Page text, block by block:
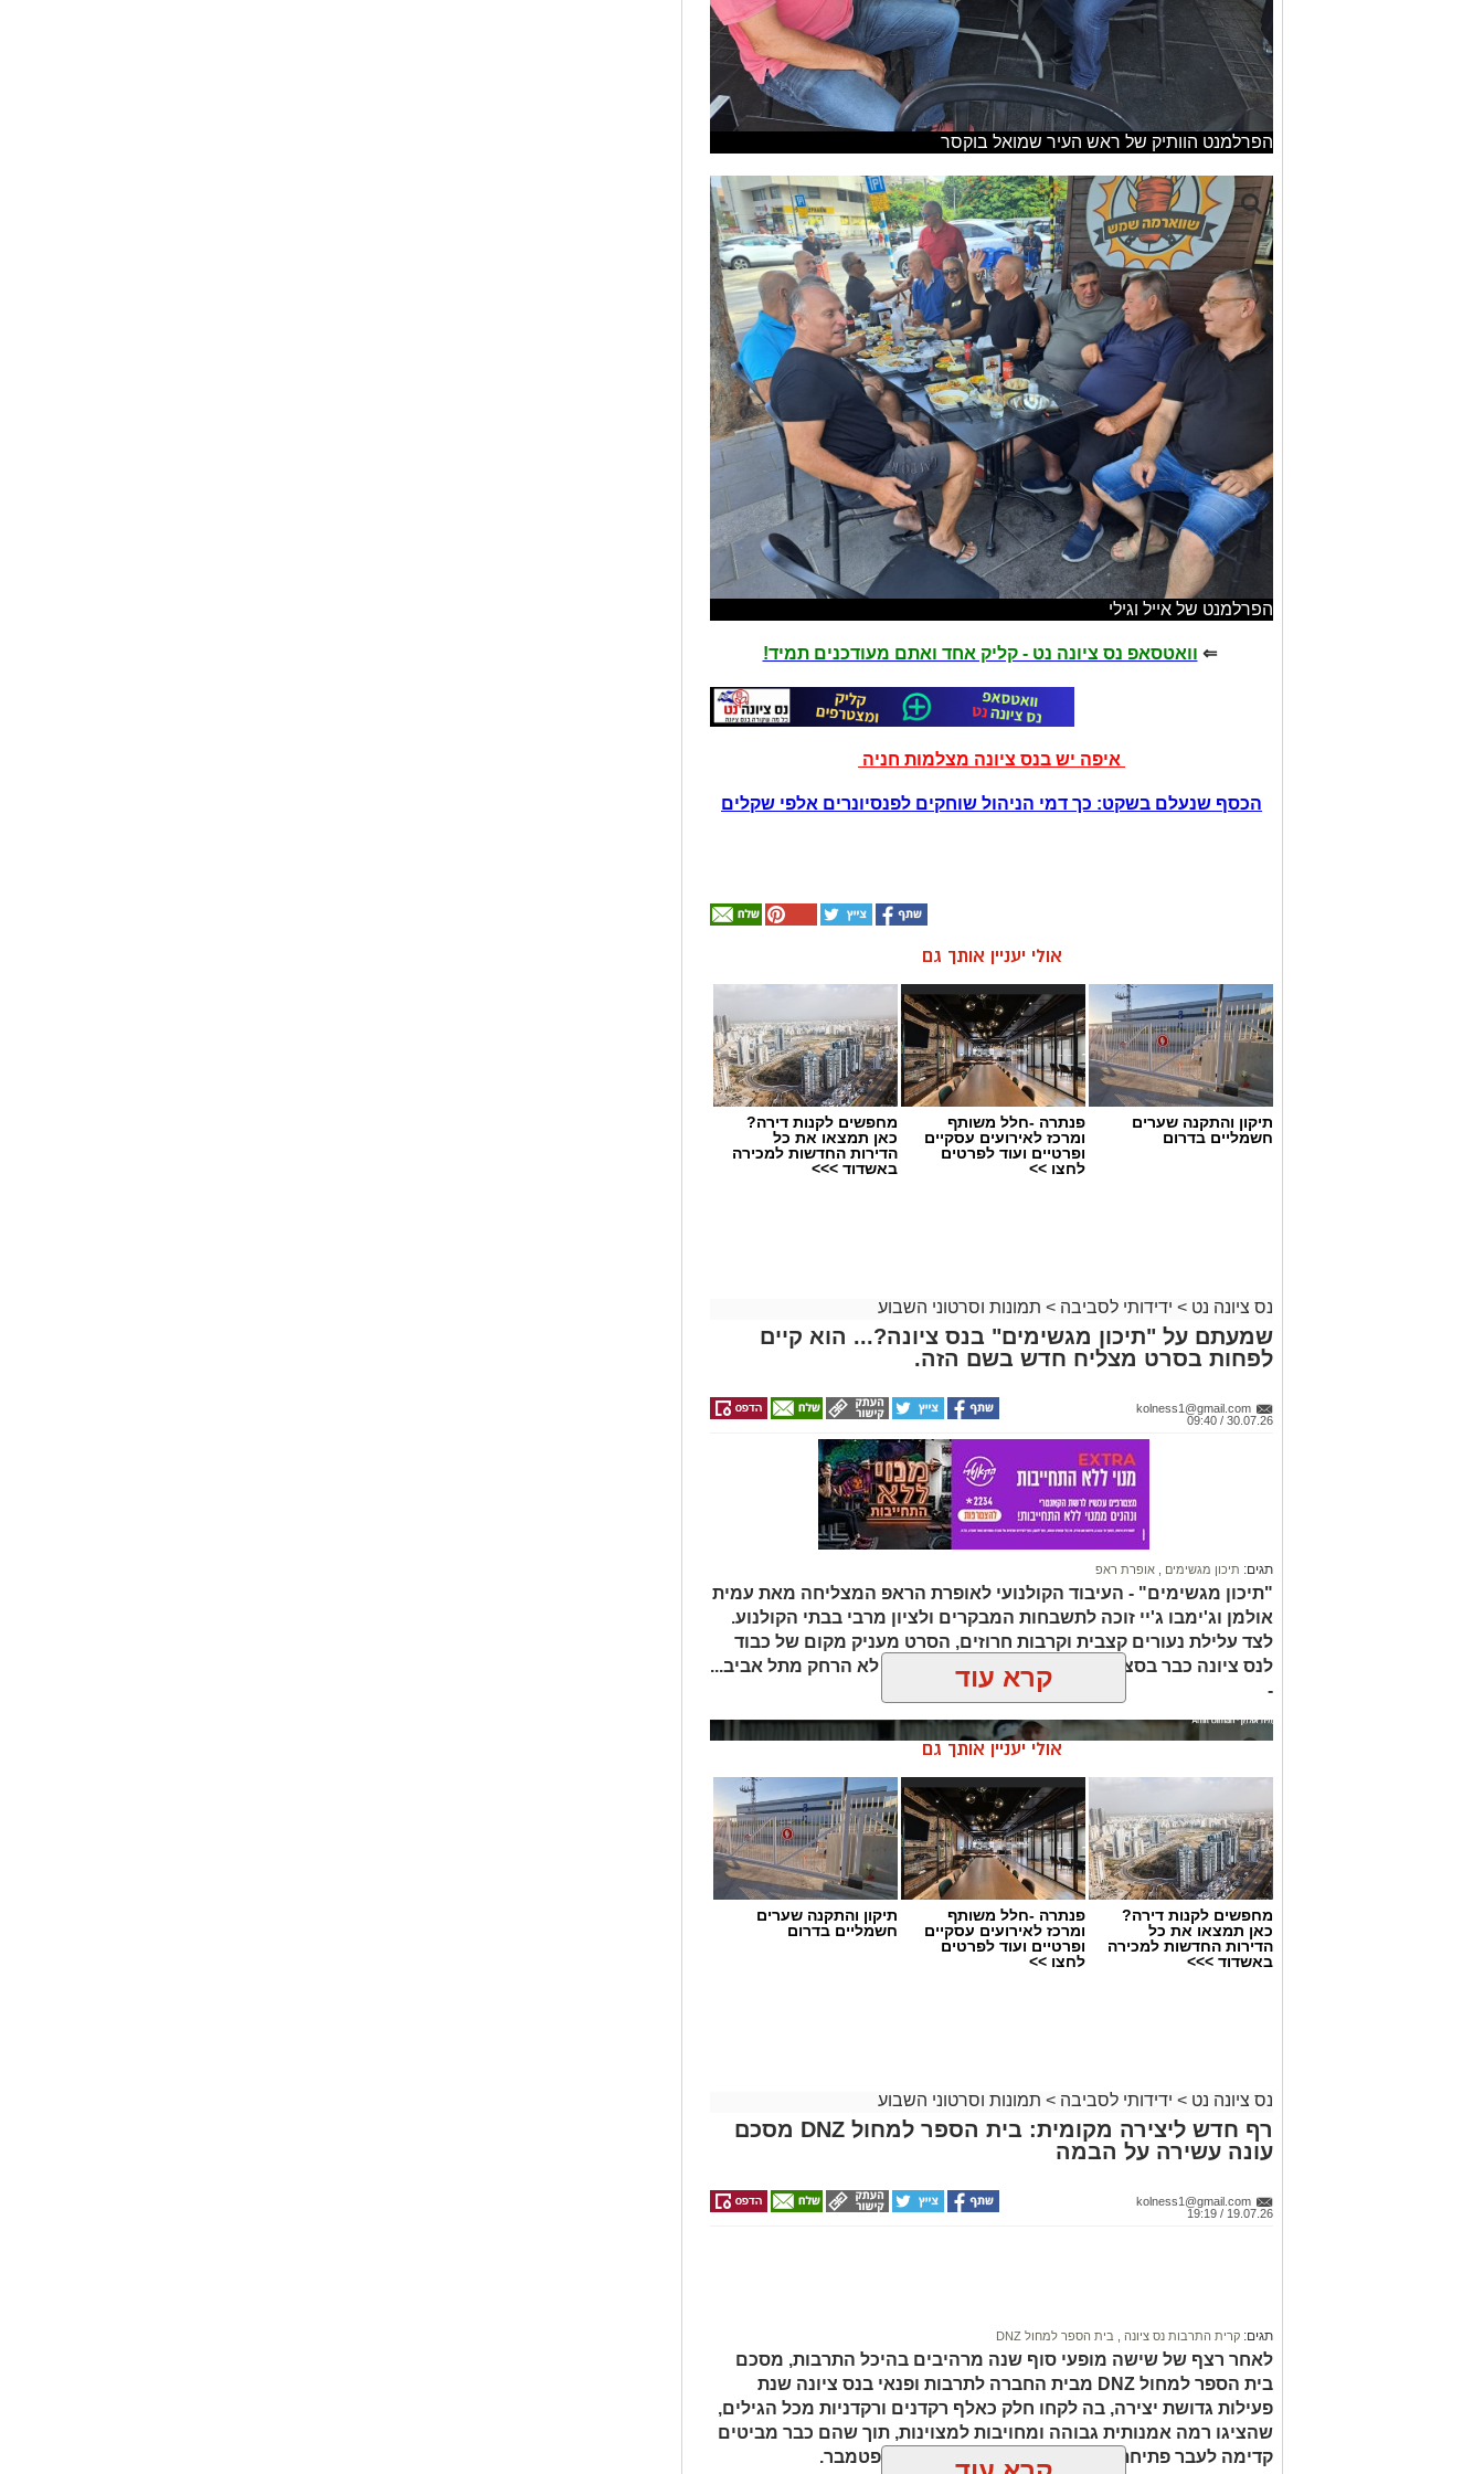
הפרלמנט הוותיק של ראש העיר שמואל בוקסר
הפרלמנט של אייל וגילי
⇐ וואטסאפ נס ציונה נט - קליק אחד ואתם מעודכנים תמיד!
איפה יש בנס ציונה מצלמות חניה
הכסף שנעלם בשקט: כך דמי הניהול שוחקים לפנסיונרים אלפי שקלים
אולי יעניין אותך גם
תיקון והתקנה שערים
חשמליים בדרום
פנתרה -חלל משותף
ומרכז לאירועים עסקיים
ופרטיים ועוד לפרטים
לחצו >>
מחפשים לקנות דירה?
כאן תמצאו את כל
הדירות החדשות למכירה
באשדוד >>>
נס ציונה נט > ידידותי לסביבה > תמונות וסרטוני השבוע
שמעתם על "תיכון מגשימים" בנס ציונה?... הוא קיים
לפחות בסרט מצליח חדש בשם הזה.
kolness1@gmail.com
30.07.26 / 09:40
תגים: תיכון מגשימים אופרת ראפ
"תיכון מגשימים" - העיבוד הקולנועי לאופרת הראפ המצליחה מאת עמית
אולמן וג'ימבו ג'יי זוכה לתשבחות המבקרים ולציון מרבי בבתי הקולנוע.
לצד עלילת נעורים קצבית וקרבות חרוזים, הסרט מעניק מקום של כבוד
לנס ציונה כבר בסצנת הפתיחה – כעיירה מנומנמת לא הרחק מתל אביב...
-
קרא עוד
אולי יעניין אותך גם
מחפשים לקנות דירה?
כאן תמצאו את כל
הדירות החדשות למכירה
באשדוד >>>
פנתרה -חלל משותף
ומרכז לאירועים עסקיים
ופרטיים ועוד לפרטים
לחצו >>
תיקון והתקנה שערים
חשמליים בדרום
נס ציונה נט > ידידותי לסביבה > תמונות וסרטוני השבוע
רף חדש ליצירה מקומית: בית הספר למחול DNZ מסכם
עונה עשירה על הבמה
kolness1@gmail.com
19.07.26 / 19:19
תגים: קרית התרבות נס ציונה בית הספר למחול DNZ
לאחר רצף של שישה מופעי סוף שנה מרהיבים בהיכל התרבות, מסכם
בית הספר למחול DNZ מבית החברה לתרבות ופנאי בנס ציונה שנת
פעילות גדושת יצירה, בה לקחו חלק כאלף רקדנים ורקדניות מכל הגילים,
שהציגו רמה אמנותית גבוהה ומחויבות למצוינות, תוך שהם כבר מביטים
קדימה לעבר פתיחת שנת הפעילות הבאה בחודש ספטמבר.